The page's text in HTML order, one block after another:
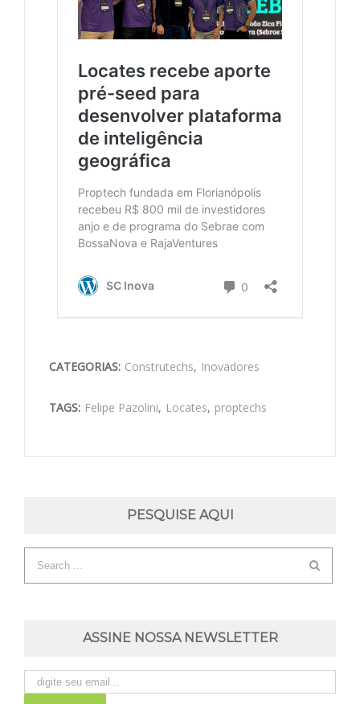
CATEGORIAS: Construtechs, Inovadores
TAGS: Felipe Pazolini, Locates, proptechs
PESQUISE AQUI
ASSINE NOSSA NEWSLETTER